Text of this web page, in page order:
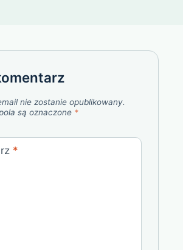
nie zostanie opublikowany.
są oznaczone *
*